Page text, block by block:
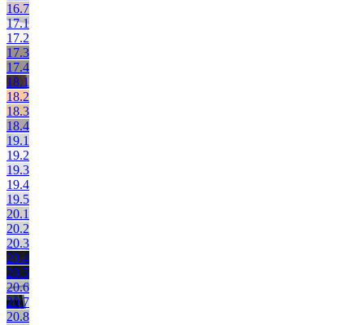
16.7
17.1
17.2
17.3
17.4
18.1
18.2
18.3
18.4
19.1
19.2
19.3
19.4
19.5
20.1
20.2
20.3
20.4
20.5
20.6
20.7
20.8